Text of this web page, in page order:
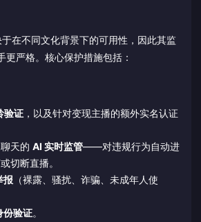
在不同文化背景下的可用性，因此其监
更严格。核心保护措施包括：
验证，以及针对变现主播的额外实名认证
天的 AI 实时监管——对违规行为自动进
切断直播。
报（裸露、骚扰、诈骗、未成年人使
份验证。